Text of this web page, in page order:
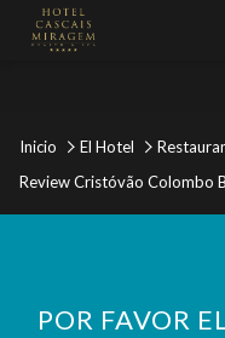
Inicio El Hotel
Review Cristóvão Colombo
POR FAVOR